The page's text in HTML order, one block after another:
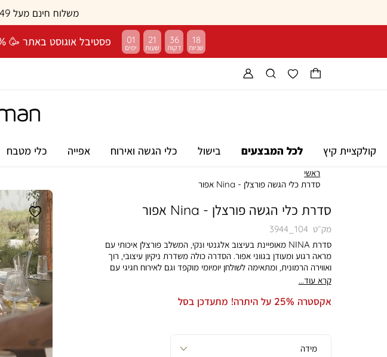
משלוח חינם מעל 249 ₪ | החזרות חינם בסניפים
פסטיבל אוגוסט באתר 🥳 50% הנחה + אקסטרה 25% על היתרה! 🎉 01 21 36 17
קולקציית קיץ לכל המבצעים בישול כלי הגשה ואירוח אפייה כלי מטבח
ראשי
סדרת כלי הגשה פורצלן - Nina אפור
סדרת כלי הגשה פורצלן - Nina אפור
מק״ט 3944_104
סדרת NINA מאופיינת בעיצוב אלגנטי ונקי, המשלב פורצלן איכותי עם
מראה רגוע ומעודן בגווני אפור. הסדרה כולה משדרת ניקיון עיצובי, רוך
ואווירה הרמונית, ומתאימה לשולחן יומיומי מוקפד וגם לאירוח חגיגי עם
ונוחות בהגשה. הגודל הנדיב והמבנה הנוח הופכים אותה למתאימה
לשימוש במיקרוגל, נשטפת בקלות, ומתאימה גם לניקוי במדיח כלים.
קרא עוד...
אקסטרה 25% על היתרה! מתעדכן בסל